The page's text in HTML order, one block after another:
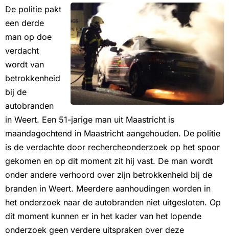
De politie pakt
een derde
man op doe
verdacht
wordt van
betrokkenheid
bij de
autobranden
in Weert. Een 51-jarige man uit Maastricht is
maandagochtend in Maastricht aangehouden. De politie
is de verdachte door rechercheonderzoek op het spoor
gekomen en op dit moment zit hij vast. De man wordt
onder andere verhoord over zijn betrokkenheid bij de
branden in Weert. Meerdere aanhoudingen worden in
het onderzoek naar de autobranden niet uitgesloten. Op
dit moment kunnen er in het kader van het lopende
onderzoek geen verdere uitspraken over deze